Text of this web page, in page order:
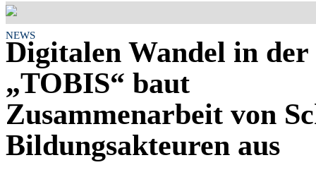
NEWS
Digitalen Wandel in
„TOBIS“ baut
Zusammenarbeit von
Bildungsakteuren aus